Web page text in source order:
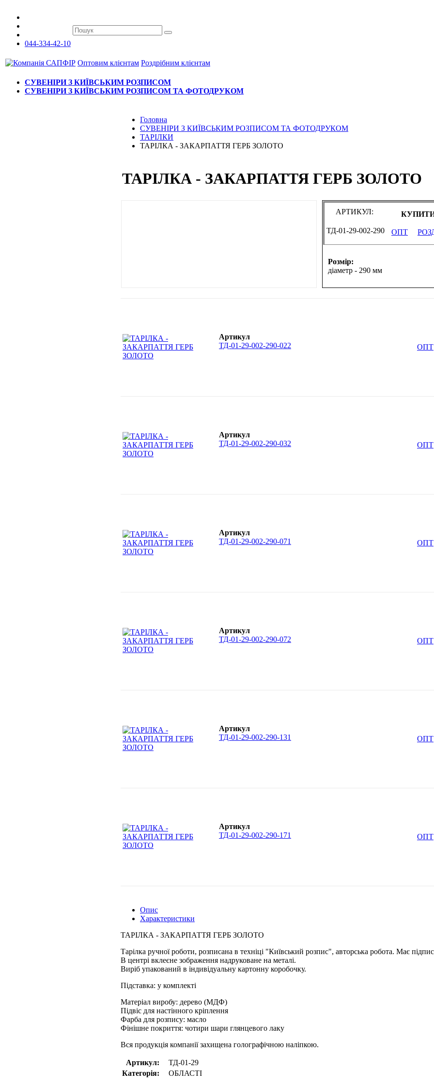
044-334-42-10
Оптовим клієнтам Роздрібним клієнтам
СУВЕНІРИ З КИЇВСЬКИМ РОЗПИСОМ
СУВЕНІРИ З КИЇВСЬКИМ РОЗПИСОМ ТА ФОТОДРУКОМ
Головна
СУВЕНІРИ З КИЇВСЬКИМ РОЗПИСОМ ТА ФОТОДРУКОМ
ТАРІЛКИ
ТАРІЛКА - ЗАКАРПАТТЯ ГЕРБ ЗОЛОТО
ТАРІЛКА - ЗАКАРПАТТЯ ГЕРБ ЗОЛОТО
АРТИКУЛ:
ТД-01-29-002-290 ОПТ
Розмір:
діаметр - 290 мм
Артикул
ТД-01-29-002-290-022
ОПТ
Артикул
ТД-01-29-002-290-032
ОПТ
Артикул
ТД-01-29-002-290-071
ОПТ
Артикул
ТД-01-29-002-290-072
ОПТ
Артикул
ТД-01-29-002-290-131
ОПТ
Артикул
ТД-01-29-002-290-171
ОПТ
Опис
Характеристики
ТАРІЛКА - ЗАКАРПАТТЯ ГЕРБ ЗОЛОТО
Тарілка ручної роботи, розписана в техніці "Київський розпис", авторська робота. Має
В центрі вклеєне зображення надруковане на металі.
Виріб упакований в індивідуальну картонну коробочку.
Підставка: у комплекті
Матеріал виробу: дерево (МДФ)
Підвіс для настінного кріплення
Фарба для розпису: масло
Фінішне покриття: чотири шари глянцевого лаку
Вся продукція компанії захищена голографічною наліпкою.
Артикул:
ТД-01-29
Категорія:
ОБЛАСТІ